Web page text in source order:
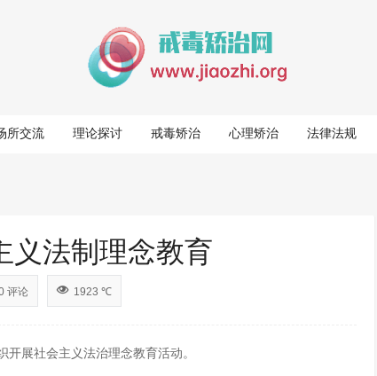
所交流 理论探讨 戒毒矫治 心理矫治 法律法规
义法制理念教育
评论 1923 ℃
展社会主义法治理念教育活动。